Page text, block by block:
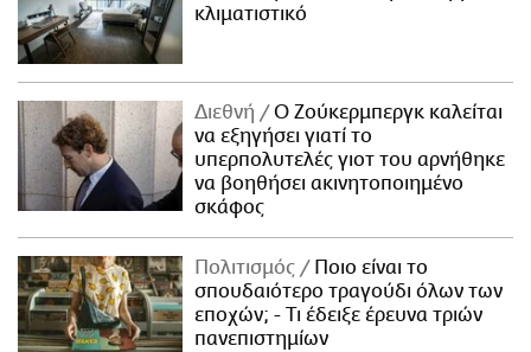
κλιματιστικό
Διεθνή
Ο Ζούκερμπεργκ καλείται
να εξηγήσει γιατί το
υπερπολυτελές γιοτ του αρνήθηκε
να βοηθήσει ακινητοποιημένο
σκάφος
Πολιτισμός
Ποιο είναι το
σπουδαιότερο τραγούδι όλων των
εποχών; - Τι έδειξε έρευνα τριών
πανεπιστημίων